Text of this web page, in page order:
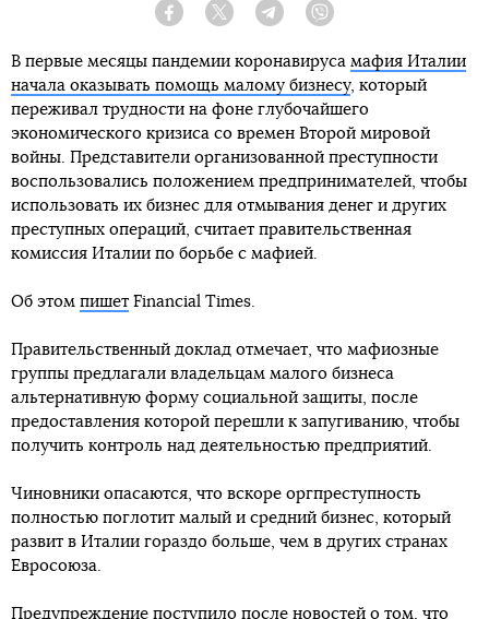
Facebook Twitter Telegram
В первые месяцы пандемии коронавируса мафия Италии
начала оказывать помощь малому бизнесу, который
переживал трудности на фоне глубочайшего
экономического кризиса со времен Второй мировой
войны. Представители организованной преступности
воспользовались положением предпринимателей, чтобы
использовать их бизнес для отмывания денег и других
преступных операций, считает правительственная
комиссия Италии по борьбе с мафией.
Об этом пишет Financial Times.
Правительственный доклад отмечает, что мафиозные
группы предлагали владельцам малого бизнеса
альтернативную форму социальной защиты, после
предоставления которой перешли к запугиванию, чтобы
получить контроль над деятельностью предприятий.
Чиновники опасаются, что вскоре оргпреступность
полностью поглотит малый и средний бизнес, который
развит в Италии гораздо больше, чем в других странах
Евросоюза.
Предупреждение поступило после новостей о том, что